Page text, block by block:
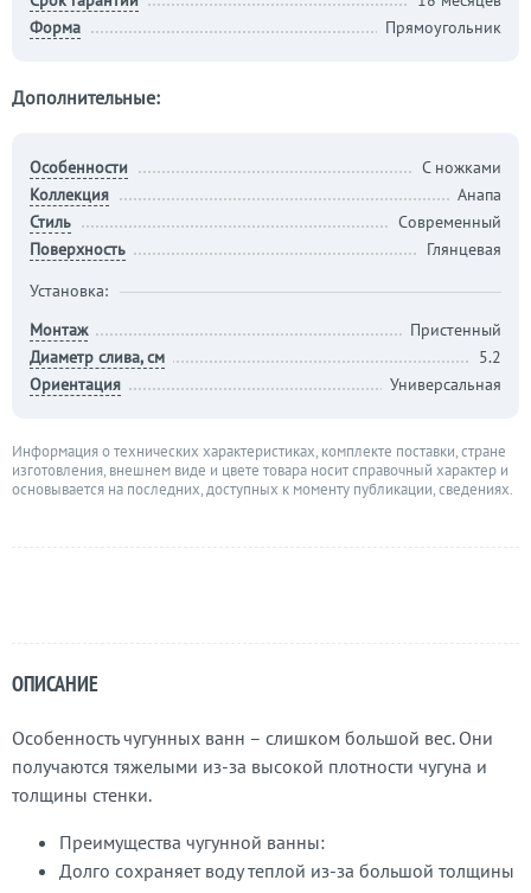
ОПИСАНИЕ
Особенность чугунных ванн – слишком большой вес. Они
получаются тяжелыми из-за высокой плотности чугуна и
толщины стенки.
Преимущества чугунной ванны:
Долго сохраняет воду теплой из-за большой толщины
Форма
Прямоугольник
Дополнительные:
Особенности
С ножками
Коллекция
Анапа
Стиль
Современный
Поверхность
Глянцевая
Установка:
Монтаж
Пристенный
Диаметр слива, см
5.2
Ориентация
Универсальная
Информация о технических характеристиках, комплекте поставки, стране
изготовления, внешнем виде и цвете товара носит справочный характер и
основывается на последних, доступных к моменту публикации, сведениях.